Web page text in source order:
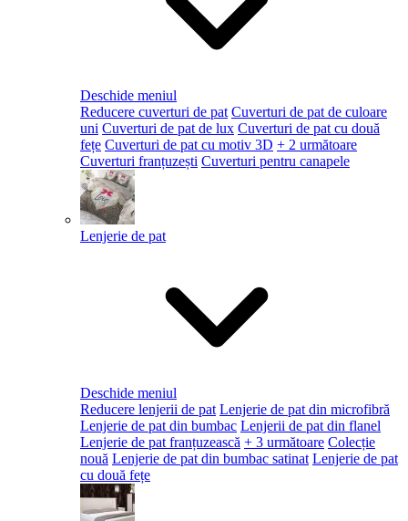
Deschide meniul
Reducere cuverturi de pat Cuverturi de pat de culoare
uni Cuverturi de pat de lux Cuverturi de pat cu două
fețe Cuverturi de pat cu motiv 3D + 2 următoare
Cuverturi franțuzești Cuverturi pentru canapele
Lenjerie de pat
Deschide meniul
Reducere lenjerii de pat Lenjerie de pat din microfibră
Lenjerie de pat din bumbac Lenjerii de pat din flanel
Lenjerie de pat franțuzească + 3 următoare Colecție
nouă Lenjerie de pat din bumbac satinat Lenjerie de pat
cu două fețe